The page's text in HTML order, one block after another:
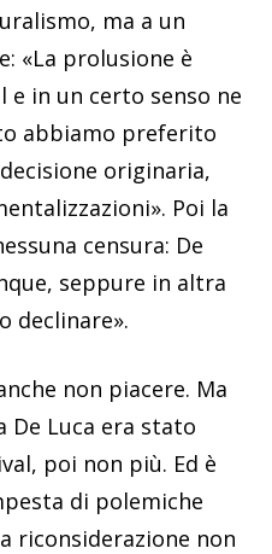
ma a un
«La prolusione è
e in un certo senso ne
abbiamo preferito
originaria,
Poi la
censura: De
seppure in altra
declinare».
non piacere. Ma
De Luca era stato
poi non più. Ed è
di polemiche
riconsiderazione non